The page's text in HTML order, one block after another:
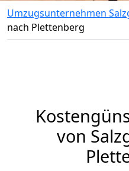
Umzugsunternehmen
nach Plettenberg
von